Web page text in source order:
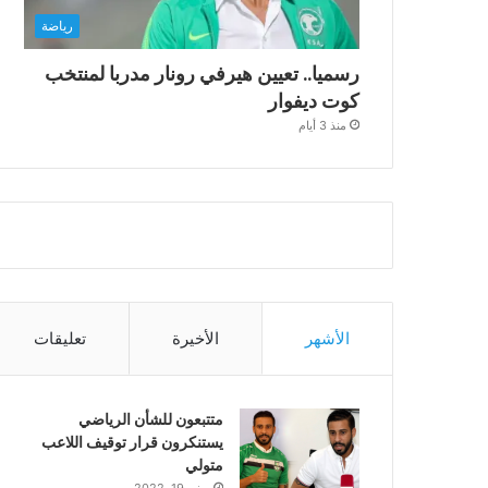
رياضة
رسميا.. تعيين هيرفي رونار مدربا لمنتخب
كوت ديفوار
منذ 3 أيام
الأشهر الأخيرة تعليقات
متتبعون للشأن الرياضي
يستنكرون قرار توقيف اللاعب
متولي